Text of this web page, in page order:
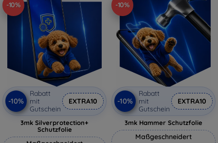
-10%
-10%
Rabatt
mit
Gutschein
EXTRA10
3mk Silverprotection+
Schutzfolie
-10%
-10%
Rabatt
mit
Gutschein
EXTRA10
3mk Hammer Schutzfolie
Maßgeschneidert